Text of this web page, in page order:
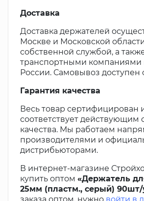
Доставка
Доставка держателей
Москве и Московской
собственной службой, а
транспортными компаниями
России. Самовывоз доступен
Гарантия качества
Весь товар сертифицирован
соответствует действующим
качества. Мы работаем
производителями и
дистрибьюторами.
В интернет-магазине
купить оптом «Держатель
25мм (пластм., серый) 90шт/